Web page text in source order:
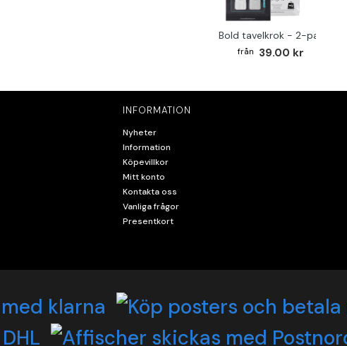
Bold tavelkrok - 2-pack
39.00 kr
INFORMATION
Nyheter
Information
Köpevillkor
Mitt konto
Kontakta oss
Vanliga frågor
Presentkort